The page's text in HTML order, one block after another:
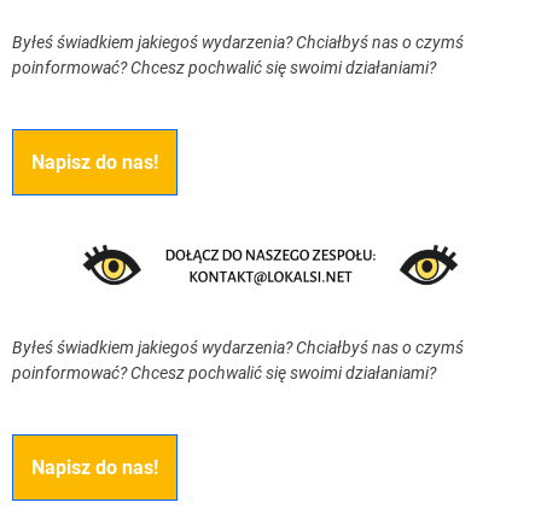
Byłeś świadkiem jakiegoś wydarzenia? Chciałbyś nas o czymś
poinformować? Chcesz pochwalić się swoimi działaniami?
Napisz do nas!
Byłeś świadkiem jakiegoś wydarzenia? Chciałbyś nas o czymś
poinformować? Chcesz pochwalić się swoimi działaniami?
Napisz do nas!